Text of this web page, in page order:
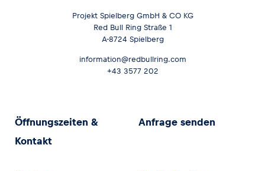
Projekt Spielberg GmbH & CO KG
Red Bull Ring Straße 1
A-8724 Spielberg
information@redbullring.com
+43 3577 202
Öffnungszeiten &
Kontakt
Anfrage senden